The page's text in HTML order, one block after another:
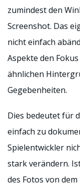
zumindest den
Screenshot. Das
nicht einfach
Aspekte den
ähnlichen
Gegebenheiten.
Dies bedeutet für
einfach zu
Spielentwickler
stark verändern.
des Fotos von